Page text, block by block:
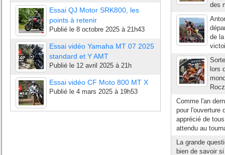
Essai QJ Motor SRK800, les
points à retenir
Publié le 8 octobre 2025 à 21h43
Essai vidéo Yamaha MT 07 2025
standard et Y AMT
Publié le 12 avril 2025 à 21h
Essai vidéo CF Moto 800 MT X
Publié le 4 mars 2025 à 19h53
des
de
lors
Comme l'an
pour l'ouverture
apprécié de
attendu au
La grande
bien de savoir